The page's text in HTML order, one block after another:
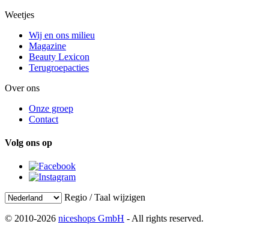
Weetjes
Wij en ons milieu
Magazine
Beauty Lexicon
Terugroepacties
Over ons
Onze groep
Contact
Volg ons op
Regio / Taal wijzigen
© 2010-2026 niceshops GmbH - All rights reserved.